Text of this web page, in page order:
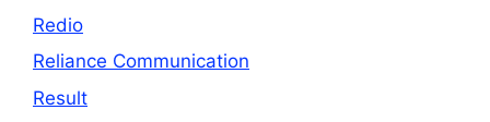
Redio
Reliance Communication
Result